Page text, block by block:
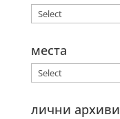
места
лични архиви